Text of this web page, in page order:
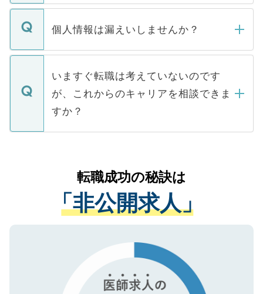
ません。
■応募殺到を避けるため 人気のある医療機
関を公にしてしまうと、応募が殺到する場
に、医療機関が求める条件に合った人材の
みを人材紹介会社に依頼するケースが増え
ています。
転職・入職を強要することは一切ありませ
ん。また、仮に応募先から内定をいただい
定を承諾する必要はありません。内定先へ
の辞退の連絡はキャリアパートナーが行い
個人情報は漏えいしませんか？
個人情報が漏えいすることはありませんの
で、ご安心ください。当サイトからの登録
などで収集したご登録者様の個人情報は、
ご本人のキャリアアップおよび転職活動の
支援を目的に使用いたします。お預かりし
ているすべての個人データはご本人の許可
は、個人情報の取り扱いについての厳密な
管理基準を満たした事業者のみに付与され
る、プライバシーマークを取得済みです。
で、機密保持に関してもご安心ください。
いますぐ転職は考えていないのです
が、これからのキャリアを相談できま
すか？
かがいして、現在の医療機関の状況や紹介
経験をまじえながら、適切なアドバイスを
させていただきます。すぐにご転職をされ
ない方には、長期的なサポートが可能です
ので、まずはご登録ください。
転職成功の秘訣は
「非公開求人」